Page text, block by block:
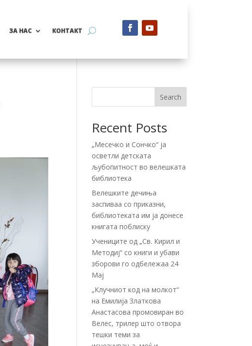
ЗА НАС КОНТАКТ
Search
Recent Posts
„Месечко и Сончко“ ја
осветли детската
љубопитност во велешката
библиотека
Велешките дечиња
заспиваа со приказни,
библиотеката им ја донесе
книгата поблиску
Учениците од „Св. Кирил и
Методиј“ со книги и убави
зборови го одбележаа 24
Мај
„Клучниот код на молкот“
на Емилија Златкова
Анастасова промовиран во
Велес, трилер што отвора
тешки теми за